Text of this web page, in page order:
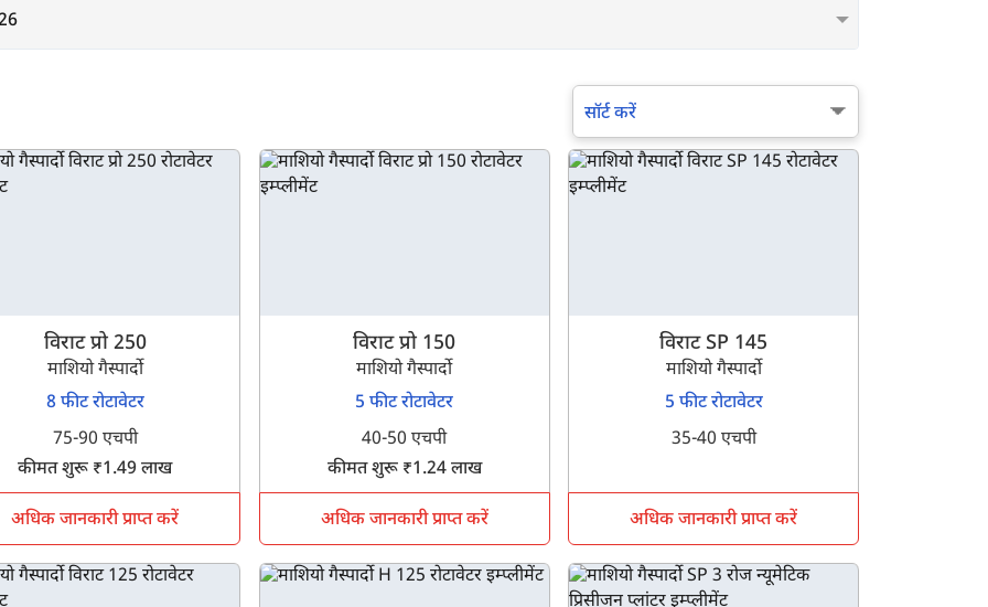
सॉर्ट करें
विराट प्रो 250
माशियो गैस्पार्दो
8 फीट रोटावेटर
75-90 एचपी
कीमत शुरू ₹1.49 लाख
अधिक जानकारी प्राप्त करें
विराट प्रो 150
माशियो गैस्पार्दो
5 फीट रोटावेटर
40-50 एचपी
कीमत शुरू ₹1.24 लाख
अधिक जानकारी प्राप्त करें
विराट SP 145
माशियो गैस्पार्दो
5 फीट रोटावेटर
35-40 एचपी
अधिक जानकारी प्राप्त करें